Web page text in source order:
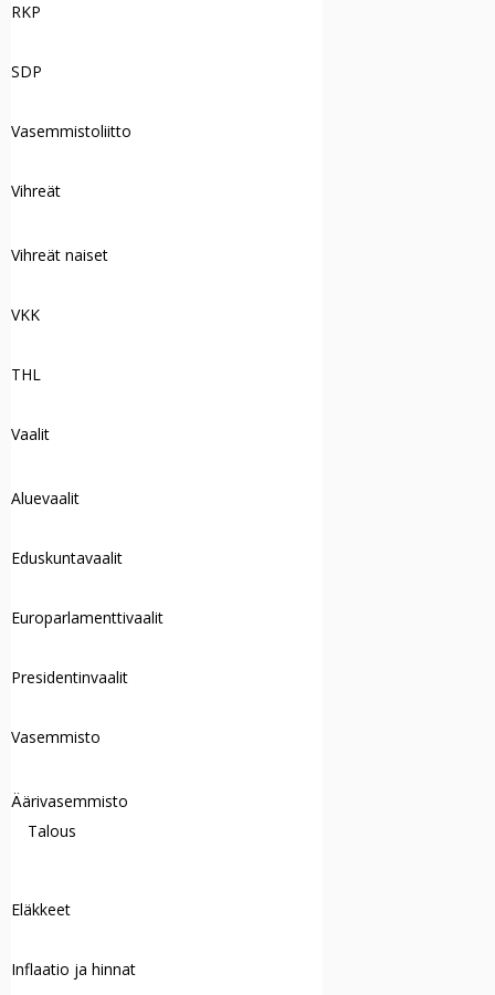
RKP
SDP
Vasemmistoliitto
Vihreät
Vihreät naiset
VKK
THL
Vaalit
Aluevaalit
Eduskuntavaalit
Europarlamenttivaalit
Presidentinvaalit
Vasemmisto
Äärivasemmisto
Talous
Eläkkeet
Inflaatio ja hinnat